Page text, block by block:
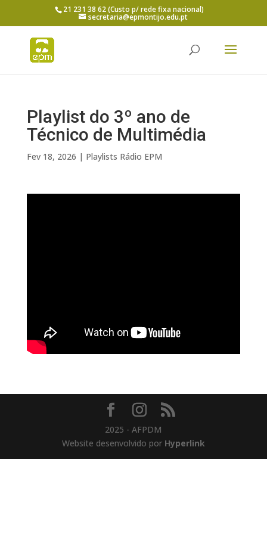
21 231 38 62 (Custo p/ rede fixa nacional)
secretaria@epmontijo.edu.pt
Playlist do 3º ano de
Técnico de Multimédia
Fev 18, 2026 | Playlists Rádio EPM
2025 - AFPDM
Website desenvolvido por Hyperlink